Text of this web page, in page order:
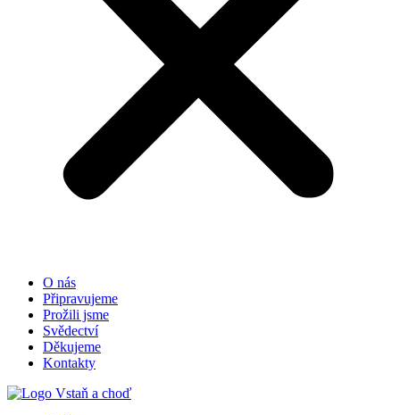
O nás
Připravujeme
Prožili jsme
Svědectví
Děkujeme
Kontakty